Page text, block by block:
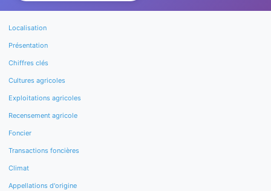
Localisation
Présentation
Chiffres clés
Cultures agricoles
Exploitations agricoles
Recensement agricole
Foncier
Transactions foncières
Climat
Appellations d'origine